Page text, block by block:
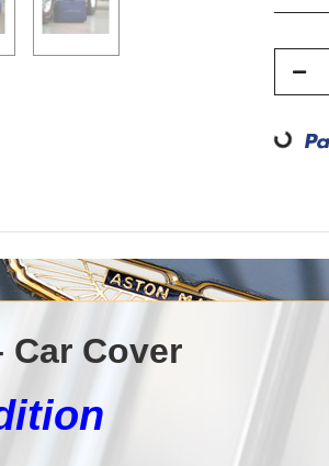
Loading...